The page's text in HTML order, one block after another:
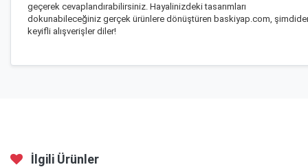
geçerek cevaplandırabilirsiniz. Hayalinizdeki tasarımları
dokunabileceğiniz gerçek ürünlere dönüştüren baskiyap.com,
keyifli alışverişler diler!
İlgili Ürünler